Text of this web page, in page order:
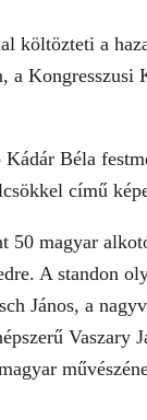
költözteti a
a
Béla
című
50 magyar
A standon
János, a
Vaszary